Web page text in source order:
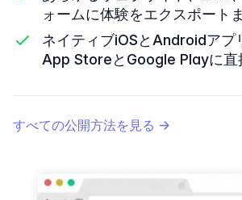
ォームに体験をエクスポート
ネイティブiOSとAndroidアプ
App StoreとGoogle Playに直
すべての公開方法を見る →